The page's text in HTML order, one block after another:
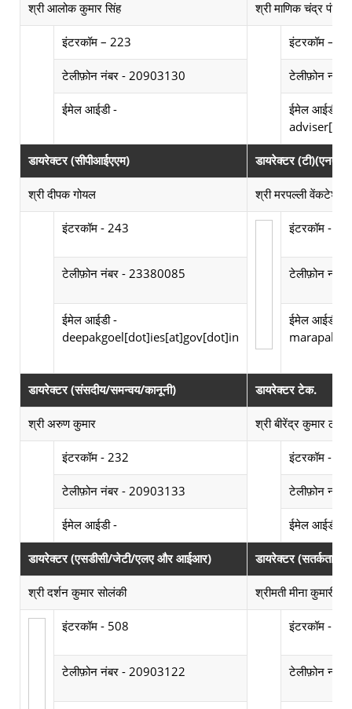
श्री आलोक कुमार सिंह
श्री माणिक चंद्र पंडित
Photograph not available
इंटरकॉम – 223 Photograph not
इंटरकॉम –
टेलीफ़ोन नंबर - 20903130 टेलीफ़ोन
ईमेल आईडी -Email Id not available
ईमेल आईडी -
डायरेक्टर (सीपीआईएएम) डायरेक्टर (टी)(एनए)
श्री दीपक गोयल
श्री मरपल्ली
Photograph not available
इंटरकॉम - 243 इंटरकॉम -
टेलीफ़ोन नंबर - 23380085 टेलीफ़ोन
ईमेल आईडी -
deepakgoel[dot]ies[at]gov[dot]in
ईमेल आईडी -
डायरेक्टर (संसदीय/समन्वय/कानूनी) डायरेक्टर टेक.
श्री अरुण कुमार
श्री बीरेंद्र कुमार ठाकुर
Photograph not available
इंटरकॉम - 232 Photograph not
इंटरकॉम -
टेलीफ़ोन नंबर - 20903133 टेलीफ़ोन
ईमेल आईडी -Email Id not available ईमेल आईडी -
डायरेक्टर (एसडीसी/जेटी/एलए और आईआर) डायरेक्टर (सतर्कता)
श्री दर्शन कुमार सोलंकी श्रीमती मीना कुमारी
इंटरकॉम - 508 Photograph not
इंटरकॉम -
टेलीफ़ोन नंबर - 20903122 टेलीफ़ोन